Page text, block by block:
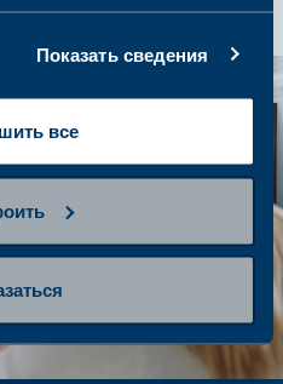
Показать сведения
все